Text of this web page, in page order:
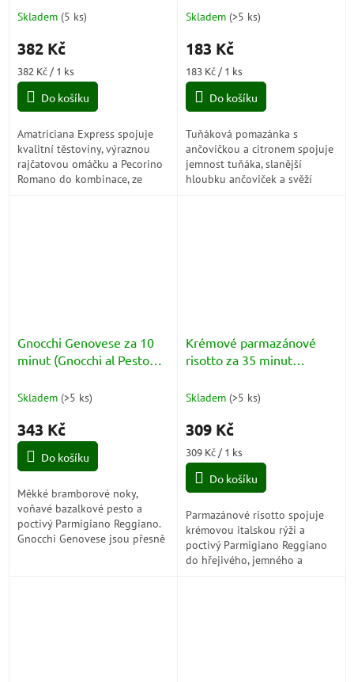
Skladem (5 ks)
382 Kč
Měrná
cena:
382 Kč / 1 ks
Do košíku
Amatriciana Express spojuje
kvalitní těstoviny, výraznou
rajčatovou omáčku a Pecorino
Romano do kombinace, ze
Acciughe e Limone)
Skladem (>5 ks)
183 Kč
Měrná
cena:
183 Kč / 1 ks
Do košíku
Tuňáková pomazánka s
ančovičkou a citronem spojuje
jemnost tuňáka, slanější
hloubku ančoviček a svěží
Gnocchi Genovese za 10
minut (Gnocchi al Pesto
Skladem (>5 ks)
343 Kč
Do košíku
Měkké bramborové noky,
voňavé bazalkové pesto a
poctivý Parmigiano Reggiano.
Gnocchi Genovese jsou přesně
Krémové parmazánové
risotto za 35 minut
Reggiano)
Skladem (>5 ks)
309 Kč
Měrná
cena:
309 Kč / 1 ks
Do košíku
Parmazánové risotto spojuje
krémovou italskou rýži a
poctivý Parmigiano Reggiano
do hřejivého, jemného a